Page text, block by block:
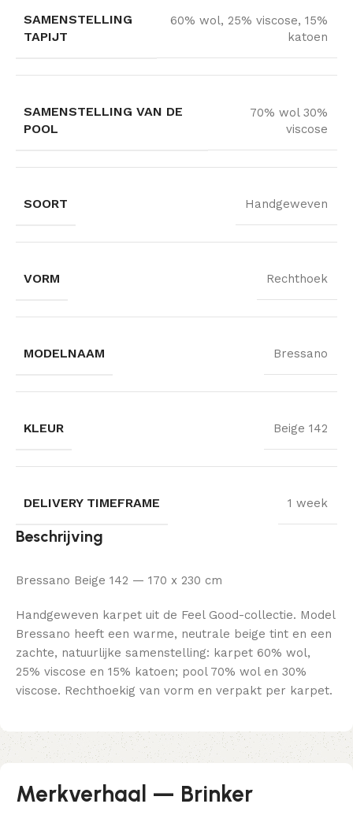
SAMENSTELLING
TAPIJT
60% wol, 25% viscose, 15%
katoen
SAMENSTELLING VAN DE
POOL
70% wol 30%
viscose
SOORT Handgeweven
VORM Rechthoek
MODELNAAM Bressano
KLEUR Beige 142
DELIVERY TIMEFRAME 1 week
Beschrijving
Bressano Beige 142 — 170 x 230 cm
Handgeweven karpet uit de Feel Good-collectie. Model
Bressano heeft een warme, neutrale beige tint en een
zachte, natuurlijke samenstelling: karpet 60% wol,
25% viscose en 15% katoen; pool 70% wol en 30%
viscose. Rechthoekig van vorm en verpakt per karpet.
Merkverhaal — Brinker